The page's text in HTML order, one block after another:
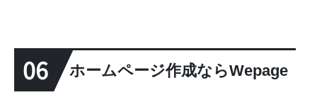
06 ホームページ作成ならWepage